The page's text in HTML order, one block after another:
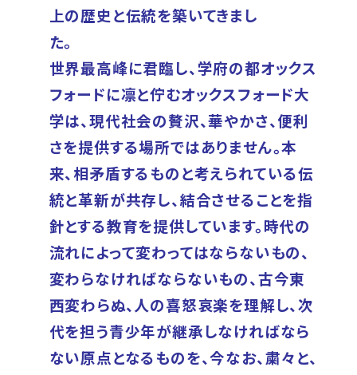
上の歴史と伝統を築いてきまし
た
世界最高峰に君臨し、学府の都オックス
フォードに凛と佇むオックスフォード大
学は、現代社会の贅沢、華やかさ、便利
さを提供する場所ではありません。本
来、相矛盾するものと考えられている伝
統と革新が共存し、結合させることを指
針とする教育を提供しています。時代の
流れによって変わってはならないもの、
変わらなければならないもの、古今東
西変わらぬ、人の喜怒哀楽を理解し、次
代を担う青少年が継承しなければなら
ない原点となるものを、今なお、粛々と、